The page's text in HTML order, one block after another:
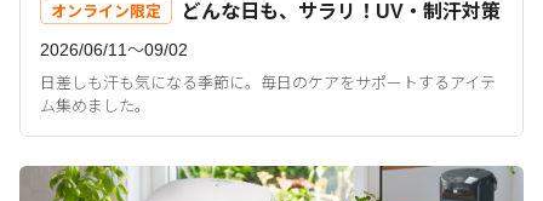
オンライン限定 どんな日も、サラリ！UV・制汗対策
2026/06/11〜09/02
日差しも汗も気になる季節に。毎日のケアをサポートするアイテ
ム集めました。